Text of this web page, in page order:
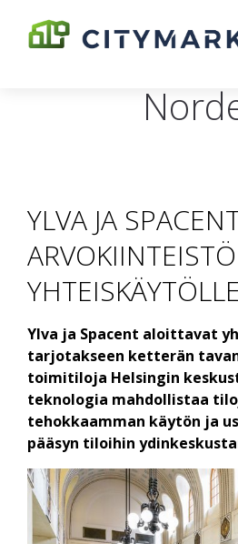
YLVA JA
YHTEISKÄYTÖLLE
Ylva ja Spacent aloittavat
tarjotakseen ketterän
toimitiloja Helsingin
teknologia mahdollistaa
tehokkaamman käytön ja
pääsyn tiloihin